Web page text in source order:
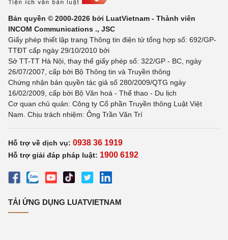
Bản quyền © 2000-2026 bởi LuatVietnam - Thành viên
INCOM Communications ., JSC
Giấy phép thiết lập trang Thông tin điện tử tổng hợp số: 692/GP-
TTĐT cấp ngày 29/10/2010 bởi
Sở TT-TT Hà Nội, thay thế giấy phép số: 322/GP - BC, ngày
26/07/2007, cấp bởi Bộ Thông tin và Truyền thông
Chứng nhận bản quyền tác giả số 280/2009/QTG ngày
16/02/2009, cấp bởi Bộ Văn hoá - Thể thao - Du lịch
Cơ quan chủ quản: Công ty Cổ phần Truyền thông Luật Việt
Nam. Chịu trách nhiệm: Ông Trần Văn Trí
Hỗ trợ về dịch vụ: 0938 36 1919
Hỗ trợ giải đáp pháp luật: 1900 6192
TẢI ỨNG DỤNG LUATVIETNAM